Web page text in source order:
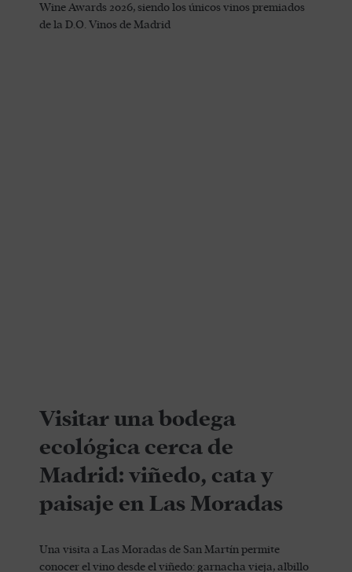
Wine Awards 2026, siendo los únicos vinos premiados
de la D.O. Vinos de Madrid
Visitar una bodega
ecológica cerca de
Madrid: viñedo, cata y
paisaje en Las Moradas
Una visita a Las Moradas de San Martín permite
conocer el vino desde el viñedo: garnacha vieja, albillo